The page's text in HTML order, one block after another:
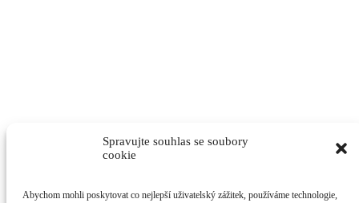
Spravujte souhlas se soubory
cookie
Abychom mohli poskytovat co nejlepší uživatelský zážitek, používáme technologie,